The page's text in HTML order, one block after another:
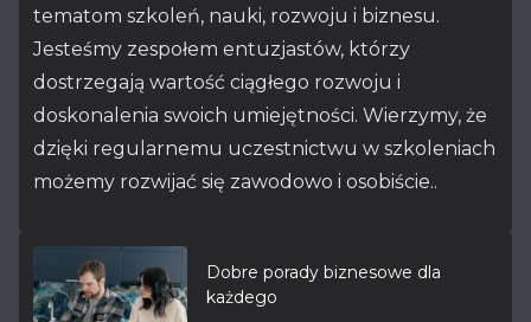
tematom szkoleń, nauki, rozwoju i biznesu.
Jesteśmy zespołem entuzjastów, którzy
dostrzegają wartość ciągłego rozwoju i
doskonalenia swoich umiejętności. Wierzymy, że
dzięki regularnemu uczestnictwu w szkoleniach
możemy rozwijać się zawodowo i osobiście..
Dobre porady biznesowe dla
każdego